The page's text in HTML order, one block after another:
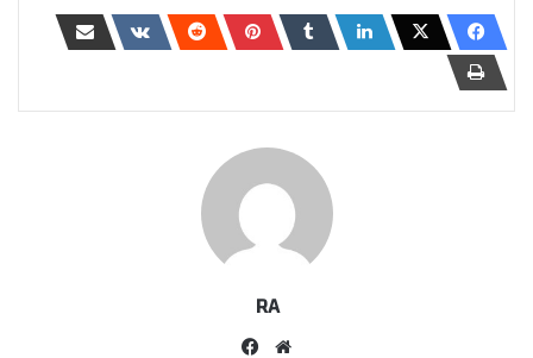
RA
موقع